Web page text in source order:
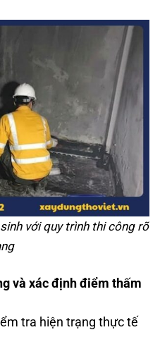
với quy trình thi công rõ
và xác định điểm thấm
tra hiện trạng thực tế